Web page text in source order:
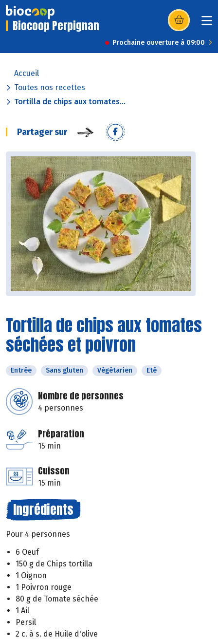
Biocoop Perpignan (s’ouvre dans
Prochaine ouverture à 09:00
Accueil
Toutes nos recettes
Tortilla de chips aux tomates...
Partager sur
Tortilla de chips aux tomates
séchées et poivron
Entrée Sans gluten Végétarien Eté
Nombre de personnes
4 personnes
Préparation
15 min
Cuisson
15 min
Ingrédients
Pour 4 personnes
6 Oeuf
150 g de Chips tortilla
1 Oignon
1 Poivron rouge
80 g de Tomate séchée
1 Ail
Persil
2 c. à s. de Huile d'olive